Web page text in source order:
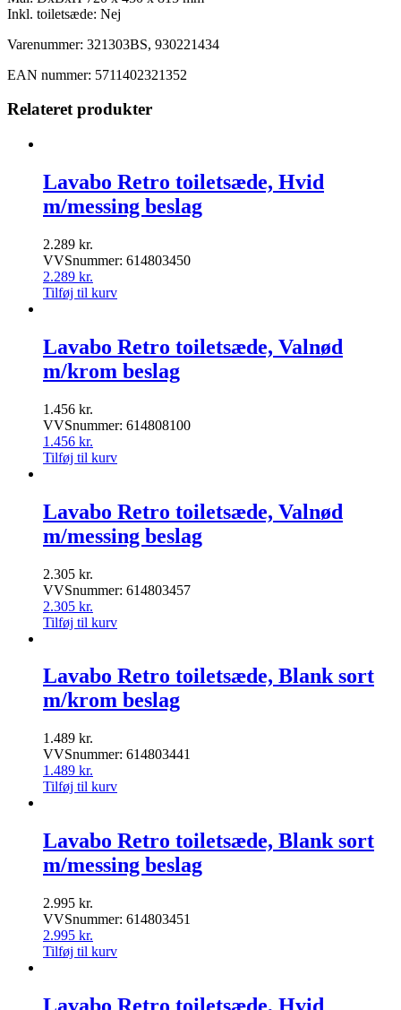
Inkl. toiletsæde: Nej
Varenummer: 321303BS, 930221434
EAN nummer: 5711402321352
Relateret produkter
Lavabo Retro toiletsæde, Hvid
m/messing beslag
2.289 kr.
VVSnummer: 614803450
2.289 kr.
Tilføj til kurv
Lavabo Retro toiletsæde, Valnød
m/krom beslag
1.456 kr.
VVSnummer: 614808100
1.456 kr.
Tilføj til kurv
Lavabo Retro toiletsæde, Valnød
m/messing beslag
2.305 kr.
VVSnummer: 614803457
2.305 kr.
Tilføj til kurv
Lavabo Retro toiletsæde, Blank sort
m/krom beslag
1.489 kr.
VVSnummer: 614803441
1.489 kr.
Tilføj til kurv
Lavabo Retro toiletsæde, Blank sort
m/messing beslag
2.995 kr.
VVSnummer: 614803451
2.995 kr.
Tilføj til kurv